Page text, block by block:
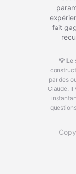
fait
💡 Le
par des
Claude. Il